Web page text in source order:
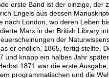
erste Band ist der einzige, der
Engels aus dessen
nach London, wo deren Leben
Marx in der British Library
der
er endlich, 1865, fertig stellte.
und knapp ein halbes Jahr
1871 war die erste
programmatischen und die